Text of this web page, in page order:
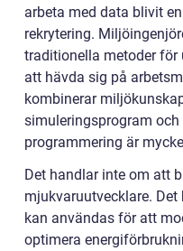
arbeta med data blivit
rekrytering.
traditionella metoder
att hävda sig på
kombinerar
simuleringsprogram
programmering är
Det handlar inte om att
mjukvaruutvecklare.
kan användas för att
optimera